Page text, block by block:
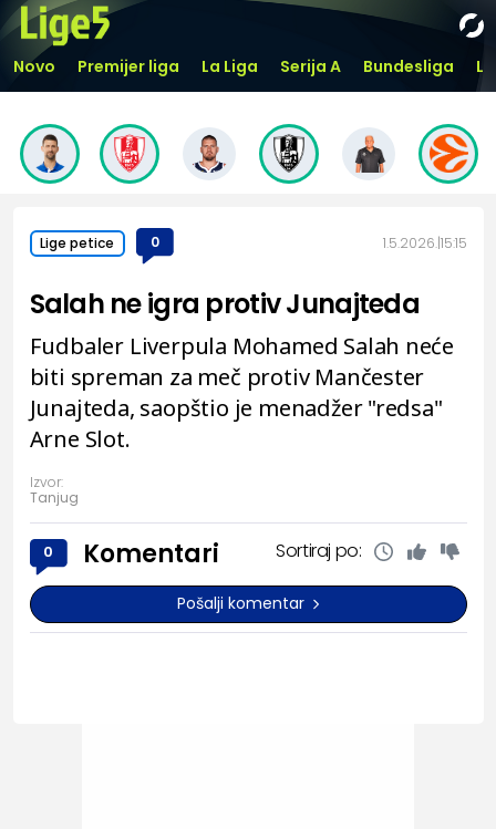
Novo Premijer liga La Liga Serija A Bundesliga
Lige petice 0 1.5.2026. 15:15
Salah ne igra protiv Junajteda
Fudbaler Liverpula Mohamed Salah neće
biti spreman za meč protiv Mančester
Junajteda, saopštio je menadžer "redsa"
Arne Slot.
Izvor:
Tanjug
0 Komentari Sortiraj po:
Pošalji komentar